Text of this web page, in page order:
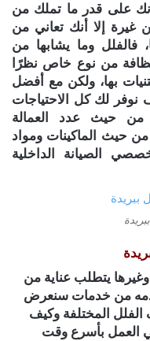
على قدر ما تملك من
إلا أنك تعاني من
فالفلل وما يشابها من
من نوع خاص نظرًا
بها، ولكن مع أفضل
لك كل الاحتياجات
من حيث عدد العمالة
حيث الماكينات ومواد
الصيانة الداخلية
يتطلب عناية من
من خدمات سنعرض
المختلفة وكيف
العمل بأسرع وقت